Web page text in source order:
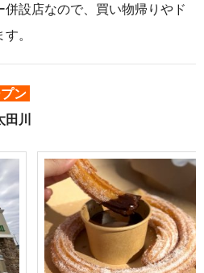
設店なので、買い物帰りやド
。
ン
川